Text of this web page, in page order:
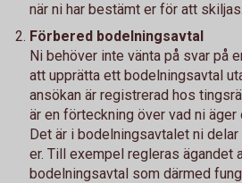
när ni har bestämt er för att skiljas.
Förbered bodelningsavtal
Ni behöver inte vänta på svar på
att upprätta ett bodelningsavtal
ansökan är registrerad hos
är en förteckning över vad ni äger
Det är i bodelningsavtalet ni
er. Till exempel regleras ägandet
bodelningsavtal som därmed